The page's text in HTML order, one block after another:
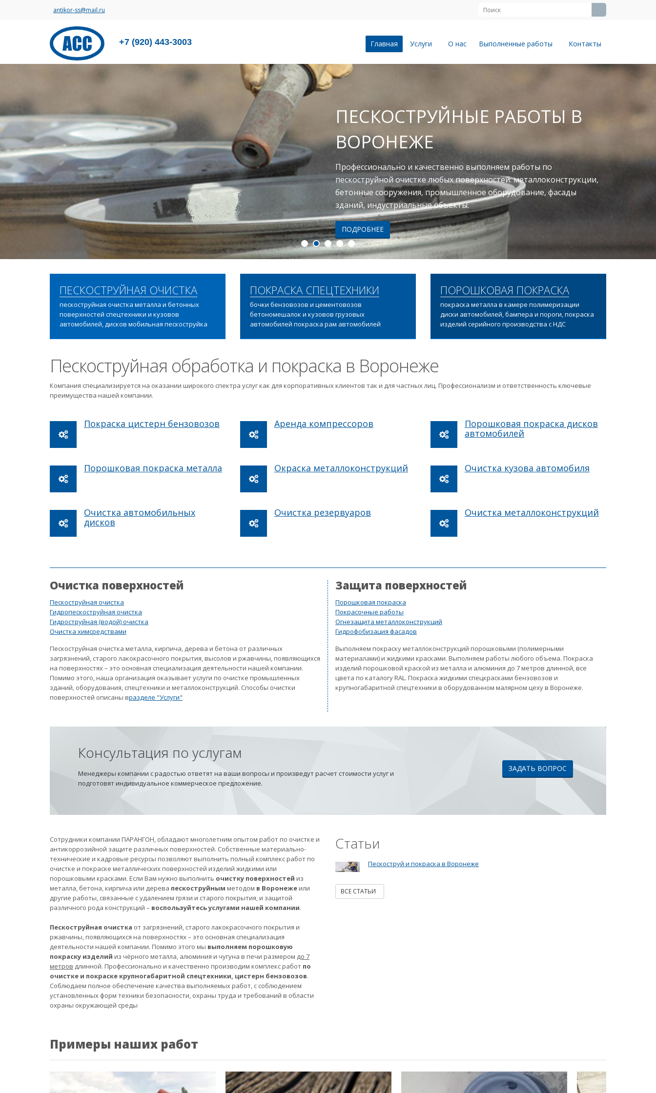
antikor-ss@mail.ru
+7 (920) 443-3003 Главная Услуги О нас Выполненные работы Контакты
ПЕСКОСТРУЙНЫЕ РАБОТЫ В
ВОРОНЕЖЕ
Профессионально и качественно выполняем работы по
пескоструйной очистке любых поверхностей: металлоконструкции,
бетонные сооружения, промышленное оборудование, фасады
зданий, индустриальные объекты.
ПОДРОБНЕЕ
ПЕСКОСТРУЙНАЯ ОЧИСТКА
пескоструйная очистка металла и бетонных
поверхностей спецтехники и кузовов
автомобилей, дисков мобильная пескоструйка
ПОКРАСКА СПЕЦТЕХНИКИ
бочки бензовозов и цементовозов
бетономешалок и кузовов грузовых
автомобилей покраска рам автомобилей
ПОРОШКОВАЯ ПОКРАСКА
покраска металла в камере полимеризации
диски автомобилей, бампера и пороги, покраска
изделий серийного производства с НДС
Пескоструйная обработка и покраска в Воронеже
Компания специализируется на оказании широкого спектра услуг как для корпоративных клиентов так и для частных лиц. Профессионализм и ответственность ключевые
преимущества нашей компании.
Покраска цистерн бензовозов Аренда компрессоров
Порошковая покраска дисков
автомобилей
Порошковая покраска металла Окраска металлоконструкций Очистка кузова автомобиля
Очистка автомобильных
дисков
Очистка резервуаров Очистка металлоконструкций
Очистка поверхностей
Пескоструйная очистка
Гидропескоструйная очистка
Гидроструйная (водой) очистка
Очистка химсредствами
Пескоструйная очистка металла, кирпича, дерева и бетона от различных
загрязнений, старого лакокрасочного покрытия, высолов и ржавчины, появляющихся
на поверхностях – это основная специализация деятельности нашей компании.
Помимо этого, наша организация оказывает услуги по очистке промышленных
зданий, оборудования, спецтехники и металлоконструкций. Способы очистки
поверхностей описаны вразделе "Услуги"
Защита поверхностей
Порошковая покраска
Покрасочные работы
Огнезащита металлоконструкций
Гидрофобизация фасадов
Выполняем покраску металлоконструкций порошковыми (полимерными
материалами) и жидкими красками. Выполняем работы любого объема. Покраска
изделий порошковой краской из металла и алюминия до 7 метров длинной, все
цвета по каталогу RAL. Покраска жидкими спецкрасками бензовозов и
крупногабаритной спецтехники в оборудованном малярном цеху в Воронеже.
Консультация по услугам
Менеджеры компании с радостью ответят на ваши вопросы и произведут расчет стоимости услуг и
подготовят индивидуальное коммерческое предложение.
ЗАДАТЬ ВОПРОС
Сотрудники компании ПАРАНГОН, обладают многолетним опытом работ по очистке и
антикоррозийной защите различных поверхностей. Собственные материально-
технические и кадровые ресурсы позволяют выполнить полный комплекс работ по
очистке и покраске металлических поверхностей изделий жидкими или
порошковыми красками. Если Вам нужно выполнить очистку поверхностей из
металла, бетона, кирпича или дерева пескоструйным методом в Воронежеили
другие работы, связанные с удалением грязи и старого покрытия, и защитой
различного рода конструкций – воспользуйтесь услугами нашей компании.
Пескоструйная очистка от загрязнений, старого лакокрасочного покрытия и
ржавчины, появляющихся на поверхностях – это основная специализация
деятельности нашей компании. Помимо этого мы выполняем порошковую
покраску изделий из чёрного металла, алюминия и чугуна в печи размером до 7
метров длинной. Профессионально и качественно производим комплекс работ по
очистке и покраске крупногабаритной спецтехники, цистерн бензовозов.
Соблюдаем полное обеспечение качества выполняемых работ, с соблюдением
установленных форм техники безопасности, охраны труда и требований в области
охраны окружающей среды
Статьи
Пескоструй и покраска в Воронеже
ВСЕ СТАТЬИ
Примеры наших работ